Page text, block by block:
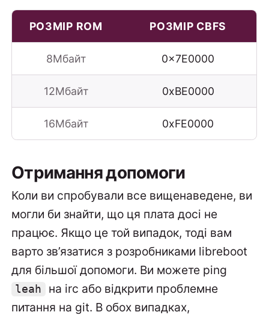
РОЗМІР ROM РОЗМІР CBFS
8Мбайт 0x7E0000
12Мбайт 0xBE0000
16Мбайт 0xFE0000
Отримання допомоги
Коли ви спробували все вищенаведене, ви
могли би знайти, що ця плата досі не
працює. Якщо це той випадок, тоді вам
варто зв’язатися з розробниками libreboot
для більшої допомоги. Ви можете ping
leah
на irc або відкрити проблемне
питання на git. В обох випадках,